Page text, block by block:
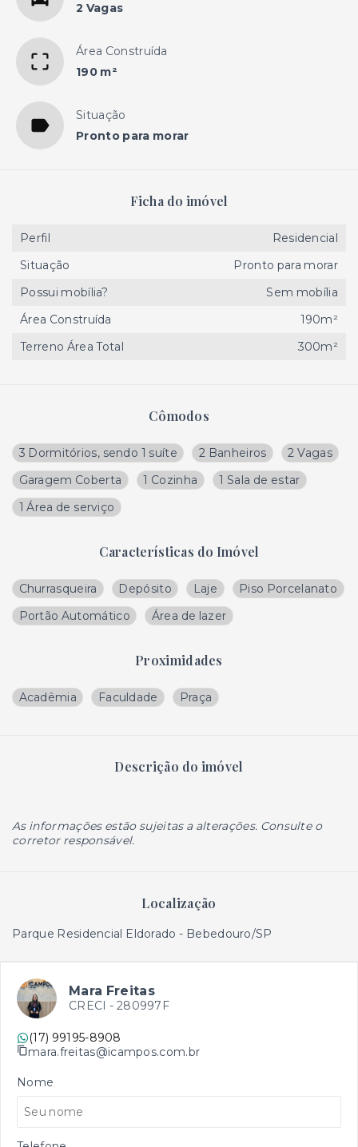
2 Vagas
Área Construída
190 m²
Situação
Pronto para morar
Cômodos
3 Dormitórios, sendo 1 suíte 2 Banheiros
2 Vagas
Garagem Coberta
1 Cozinha
1 Sala de estar
1 Área de serviço
Características do Imóvel
Churrasqueira Depósito Laje
Piso Porcelanato
Portão Automático
Área de lazer
Proximidades
Acadêmia Faculdade Praça
Descrição do imóvel
As informações estão sujeitas a alterações. Consulte o
corretor responsável.
Localização
Parque Residencial Eldorado - Bebedouro/SP
Ficha do imóvel
Perfil
Residencial
Situação
Pronto para morar
Possui mobília?
Sem mobília
Área Construída
190m²
Terreno Área Total
300m²
Mara Freitas
CRECI - 280997F
(17) 99195-8908
mara.freitas@icampos.com.br
Nome